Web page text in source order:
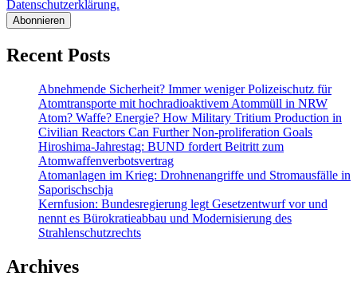
Datenschutzerklärung.
Recent Posts
Abnehmende Sicherheit? Immer weniger Polizeischutz für
Atomtransporte mit hochradioaktivem Atommüll in NRW
Atom? Waffe? Energie? How Military Tritium Production in
Civilian Reactors Can Further Non-proliferation Goals
Hiroshima-Jahrestag: BUND fordert Beitritt zum
Atomwaffenverbotsvertrag
Atomanlagen im Krieg: Drohnenangriffe und Stromausfälle in
Saporischschja
Kernfusion: Bundesregierung legt Gesetzentwurf vor und
nennt es Bürokratieabbau und Modernisierung des
Strahlenschutzrechts
Archives